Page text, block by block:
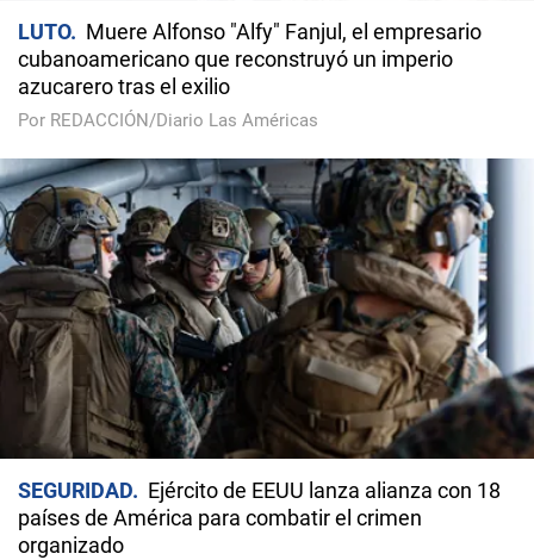
LUTO
Muere Alfonso "Alfy" Fanjul, el empresario
cubanoamericano que reconstruyó un imperio
azucarero tras el exilio
Por REDACCIÓN/Diario Las Américas
SEGURIDAD
Ejército de EEUU lanza alianza con 18
países de América para combatir el crimen
organizado